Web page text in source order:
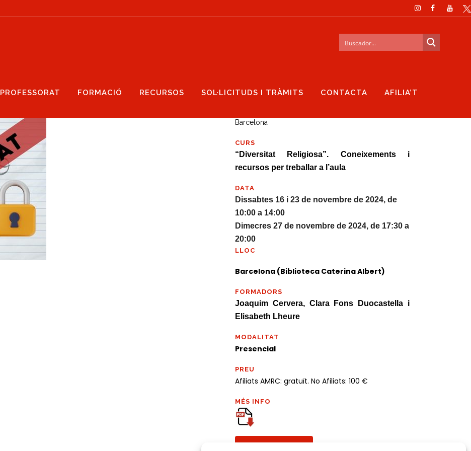
PROFESSORAT FORMACIÓ RECURSOS SOL·LICITUDS I TRÀMITS CONTACTA AFILIA’T
Barcelona
CURS
“Diversitat Religiosa”. Coneixements i
recursos per treballar a l’aula
DATA
Dissabtes 16 i 23 de novembre de 2024, de
10:00 a 14:00
Dimecres 27 de novembre de 2024, de 17:30 a
20:00
LLOC
Barcelona (Biblioteca Caterina Albert)
FORMADORS
Joaquim Cervera, Clara Fons Duocastella i
Elisabeth Lheure
MODALITAT
Presencial
PREU
Afiliats AMRC: gratuït. No Afiliats: 100 €
MÉS INFO